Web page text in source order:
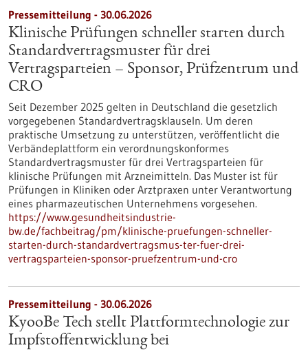
Pressemitteilung - 30.06.2026
Klinische Prüfungen schneller starten durch
Standardvertragsmuster für drei
Vertragsparteien – Sponsor, Prüfzentrum und
CRO
Seit Dezember 2025 gelten in Deutschland die gesetzlich
vorgegebenen Standardvertragsklauseln. Um deren
praktische Umsetzung zu unterstützen, veröffentlicht die
Verbändeplattform ein verordnungskonformes
Standardvertragsmuster für drei Vertragsparteien für
klinische Prüfungen mit Arzneimitteln. Das Muster ist für
Prüfungen in Kliniken oder Arztpraxen unter Verantwortung
eines pharmazeutischen Unternehmens vorgesehen.
https://www.gesundheitsindustrie-
bw.de/fachbeitrag/pm/klinische-pruefungen-schneller-
starten-durch-standardvertragsmus-ter-fuer-drei-
vertragsparteien-sponsor-pruefzentrum-und-cro
Pressemitteilung - 30.06.2026
KyooBe Tech stellt Plattformtechnologie zur
Impfstoffentwicklung bei